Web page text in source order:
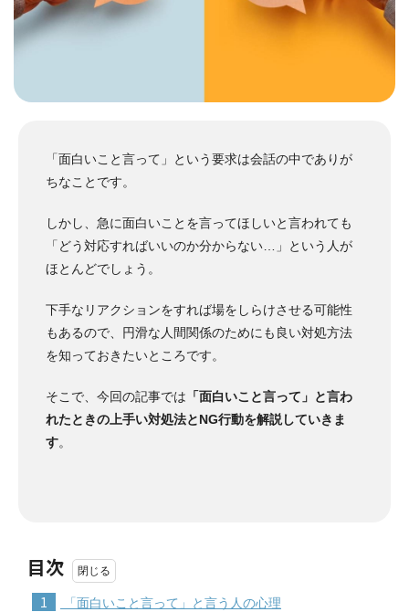
「面白いこと言って」という要求は会話の中でありが
ちなことです。
しかし、急に面白いことを言ってほしいと言われても
「どう対応すればいいのか分からない…」という人が
ほとんどでしょう。
下手なリアクションをすれば場をしらけさせる可能性
もあるので、円滑な人間関係のためにも良い対処方法
を知っておきたいところです。
そこで、今回の記事では 「面白いこと言って」と言わ
れたときの上手い対処法とNG行動を解説していきま
す。
目次
1 「面白いこと言って」と言う人の心理